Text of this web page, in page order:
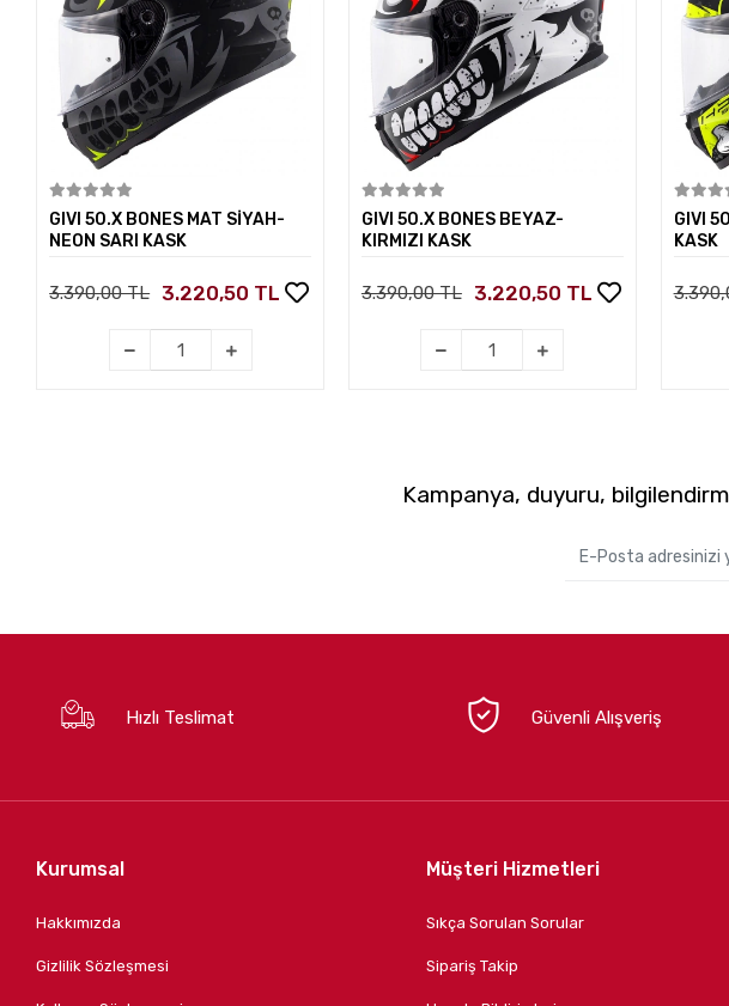
GIVI 50.X BONES MAT SİYAH-
NEON SARI KASK
3.390,00 TL 3.220,50 TL
GIVI 50.X BONES BEYAZ-
KIRMIZI KASK
3.390,00 TL 3.220,50 TL
GIVI
KASK
Kampanya, duyuru,
Hızlı Teslimat Güvenli Alışveriş
Kurumsal
Hakkımızda
Gizlilik Sözleşmesi
Müşteri Hizmetleri
Sıkça Sorulan Sorular
Sipariş Takip